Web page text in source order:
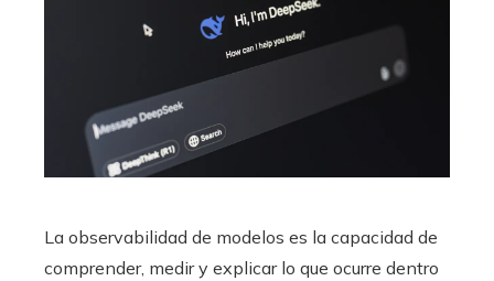
La observabilidad de modelos es la capacidad de
comprender, medir y explicar lo que ocurre dentro